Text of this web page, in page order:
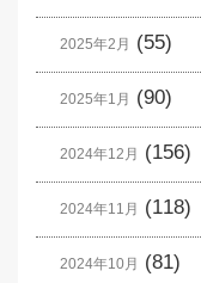
2025年2月 (55)
2025年1月 (90)
2024年12月 (156)
2024年11月 (118)
2024年10月 (81)